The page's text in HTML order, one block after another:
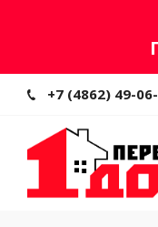
+7 (4862) 49-